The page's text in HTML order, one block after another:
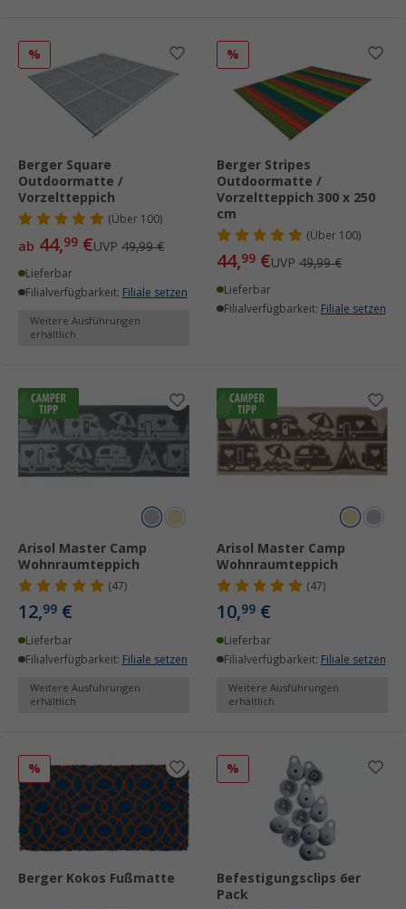
%
Berger Square
Outdoormatte /
Vorzeltteppich
(Über100)
ab 44,99 €UVP 49,99 €
Lieferbar
Filialverfügbarkeit: Filiale setzen
Weitere Ausführungen
erhältlich
%
Berger Stripes
Outdoormatte /
Vorzeltteppich 300 x 250
cm
(Über100)
44,99 €UVP 49,99 €
Lieferbar
Filialverfügbarkeit: Filiale setzen
Arisol Master Camp
Wohnraumteppich
(47)
12,99 €
Lieferbar
Filialverfügbarkeit: Filiale setzen
Weitere Ausführungen
erhältlich
Arisol Master Camp
Wohnraumteppich
(47)
10,99 €
Lieferbar
Filialverfügbarkeit: Filiale setzen
Weitere Ausführungen
erhältlich
%
Berger Kokos Fußmatte
%
Befestigungsclips 6er
Pack